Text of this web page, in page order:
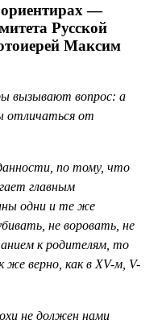
—
Русской
Максим
вызывают вопрос: а
отличаться от
по тому, что
главным
одни и те же
не воровать, не
к родителям, то
же верно, как вXV-м, V-
не должен нами